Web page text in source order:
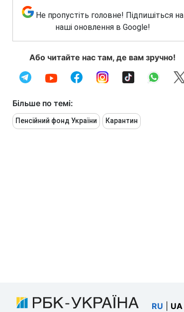
Не пропустіть головне! Підпишіться на
наші оновлення в Google!
Або читайте нас там, де вам зручно!
Більше по темі:
Пенсійний фонд України Карантин
RU UA